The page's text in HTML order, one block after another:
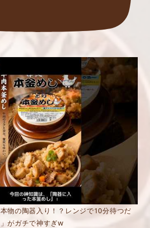
物の陶器入り！？レンジで10分待つだ
がガチで神すぎw